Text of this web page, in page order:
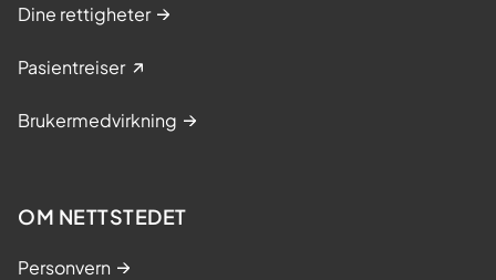
Dine rettigheter
Pasientreiser
Brukermedvirkning
OM NETTSTEDET
Personvern